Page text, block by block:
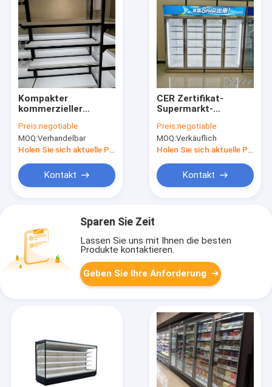
Kompakter
kommerzieller
Gefrierschrank Open-
Air-Getränkekühler 0-
10 Grad Temperatur
Preis:negotiable
MOQ:Verhandelbar
Holen Sie sich aktuelle Preis
Kontakt
CER Zertifikat-
Supermarkt-
Gefrierschrank,
Kleinkühlschrank-
Anzeige 780L-1980L
Preis:negotiable
MOQ:Verkäuflich
Holen Sie sich aktuelle Preis
Kontakt
Sparen Sie Zeit
Lassen Sie uns mit Ihnen die besten
Produkte kontaktieren.
Geben Sie Ihre Anforderung